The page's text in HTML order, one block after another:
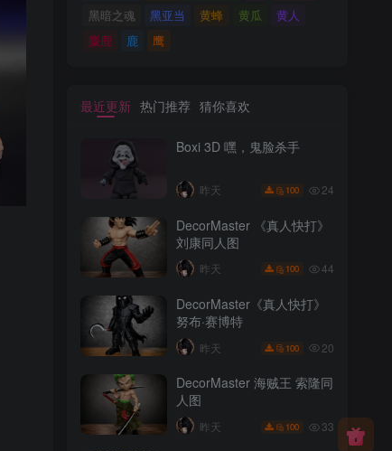
黑暗之魂
黑亚当 黄蜂 黄瓜
黄人
麋鹿
鹿 鹰
最近更新 热门推荐 猜你喜欢
Boxi 3D 嘿，鬼脸杀手
昨天 100 24
DecorMaster 《真人快打》
刘康同人图
昨天 100 44
DecorMaster《真人快打》
努布·赛博特
昨天 100 20
DecorMaster 海贼王 索隆同
人图
昨天 100 33